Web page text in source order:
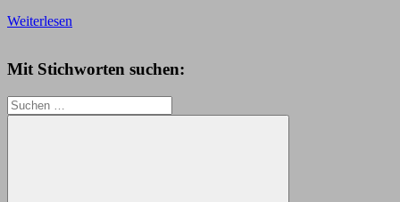
Weiterlesen
Mit Stichworten suchen:
Suchen
nach: